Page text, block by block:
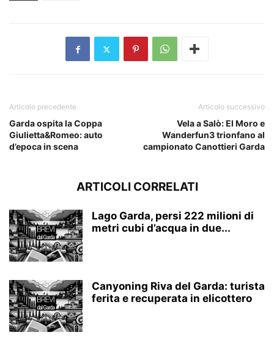
Articolo precedente
Garda ospita la Coppa
Giulietta&Romeo: auto
d’epoca in scena
Articolo successivo
Vela a Salò: El Moro e
Wanderfun3 trionfano al
campionato Canottieri Garda
ARTICOLI CORRELATI
Lago Garda, persi 222 milioni di
metri cubi d’acqua in due...
Canyoning Riva del Garda: turista
ferita e recuperata in elicottero